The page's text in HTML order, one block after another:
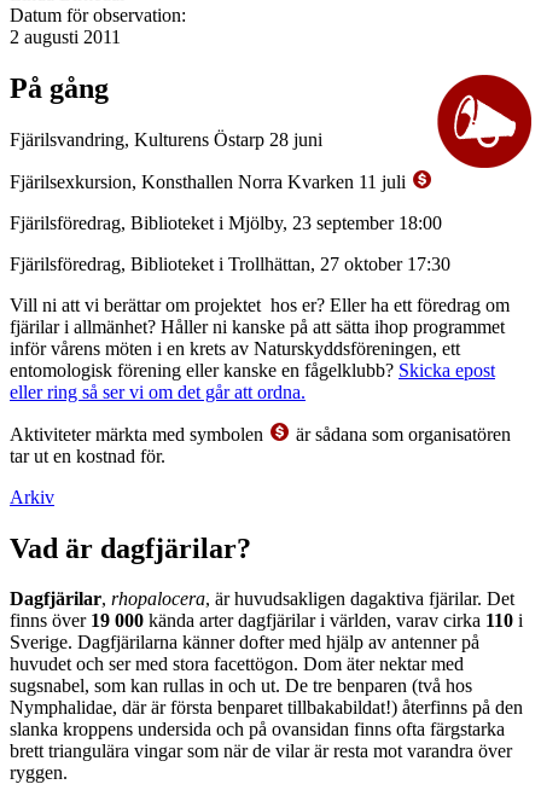
Datum för observation:
2 augusti 2011
På gång
Fjärilsvandring, Kulturens Östarp 28 juni
Fjärilsexkursion, Konsthallen Norra Kvarken 11 juli
Fjärilsföredrag, Biblioteket i Mjölby, 23 september 18:00
Fjärilsföredrag, Biblioteket i Trollhättan, 27 oktober 17:30
Vill ni att vi berättar om projektet hos er? Eller ha ett föredrag om
fjärilar i allmänhet? Håller ni kanske på att sätta ihop programmet
inför vårens möten i en krets av Naturskyddsföreningen, ett
entomologisk förening eller kanske en fågelklubb? Skicka epost
eller ring så ser vi om det går att ordna.
Aktiviteter märkta med symbolen
är sådana som organisatören
tar ut en kostnad för.
Arkiv
Vad är dagfjärilar?
Dagfjärilar, rhopalocera, är huvudsakligen dagaktiva fjärilar. Det
finns över 19 000 kända arter dagfjärilar i världen, varav cirka 110 i
Sverige. Dagfjärilarna känner dofter med hjälp av antenner på
huvudet och ser med stora facettögon. Dom äter nektar med
sugsnabel, som kan rullas in och ut. De tre benparen (två hos
Nymphalidae, där är första benparet tillbakabildat!) återfinns på den
slanka kroppens undersida och på ovansidan finns ofta färgstarka
brett triangulära vingar som när de vilar är resta mot varandra över
ryggen.